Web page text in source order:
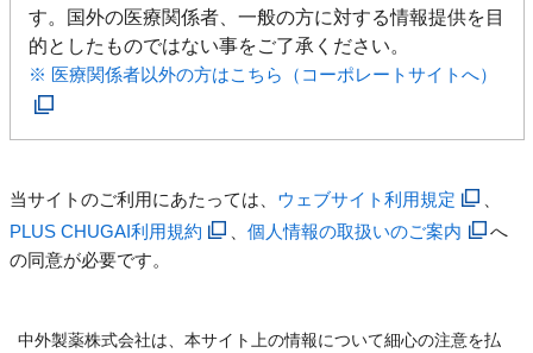
す。国外の医療関係者、一般の方に対する情報提供を目
的としたものではない事をご了承ください。
※ 医療関係者以外の方はこちら（コーポレートサイトへ）
当サイトのご利用にあたっては、 ウェブサイト利用規定
PLUS CHUGAI利用規約
、個人情報の取扱いのご案内
へ
の同意が必要です。
中外製薬株式会社は、本サイト上の情報について細心の注意を払